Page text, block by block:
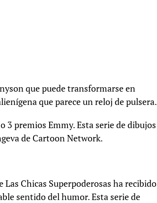
que puede transformarse en
que parece un reloj de pulsera.
3 premios Emmy. Esta serie de dibujos
de Cartoon Network.
Chicas Superpoderosas ha recibido
sentido del humor. Esta serie de